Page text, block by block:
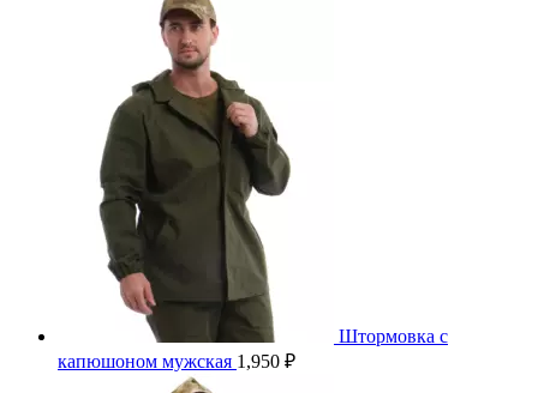
Штормовка с
капюшоном мужская 1,950 ₽